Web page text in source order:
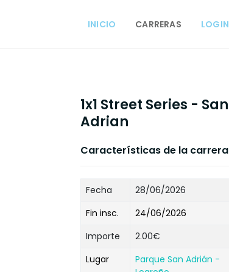
INICIO CARRERAS LOGIN
1x1 Street Series - San
Adrian
Características de la carrera
Fecha
28/06/2026
Fin insc.
24/06/2026
Importe
2.00€
Lugar
Parque San Adrián -